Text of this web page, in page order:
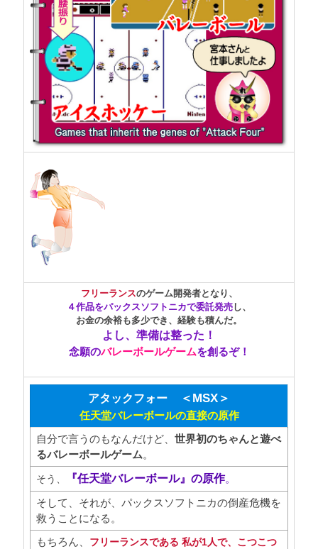
フリーランスのゲーム開発者となり、
４作品をパックスソフトニカで委託発売し、
お金の余裕も多少でき、経験も積んだ。
よし、 準備は整った！
念願のバレーボールゲームを創るぞ！
アタックフォー ＜MSX ＞
任天堂バレーボールの直接の原作
自分で言うのもなんだけど、 世界初のちゃんと遊べ
るバレーボールゲーム。
そう、 『任天堂バレーボール』の原作。
そして、それが、パックスソフトニカの倒産危機を
救うことになる。
もちろん、 フリーランスである 私が1人で、こつこつ